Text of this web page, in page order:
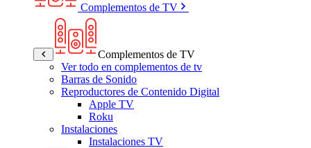
Complementos de TV
Complementos de TV
Ver todo en complementos de tv
Barras de Sonido
Reproductores de Contenido Digital
Apple TV
Roku
Instalaciones
Instalaciones TV